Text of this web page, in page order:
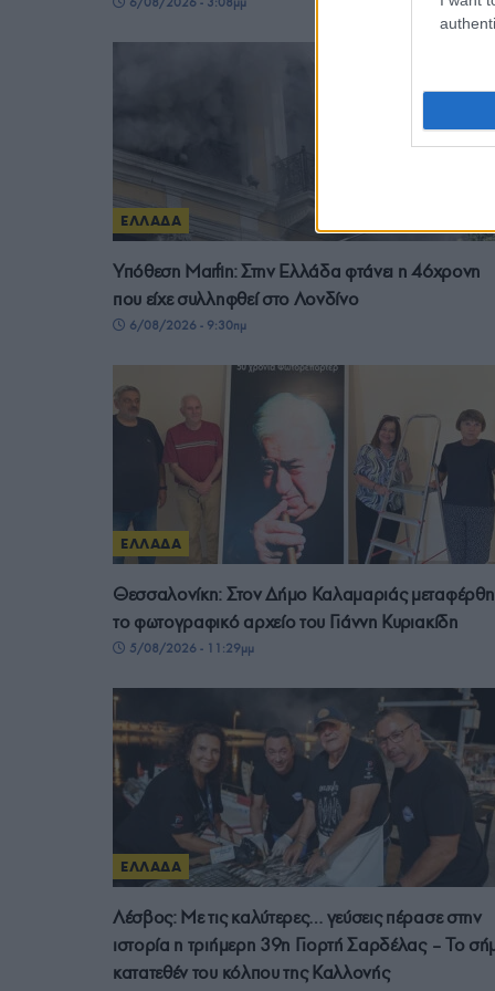
ΕΛΛΑΔΑ
Υπόθεση Μarfin: Στην Ελλάδα φτάνει η 46χρονη
που είχε συλληφθεί στο Λονδίνο
6/08/2026 - 9:30πμ
ΕΛΛΑΔΑ
Θεσσαλονίκη: Στον Δήμο Καλαμαριάς
το φωτογραφικό αρχείο του Γιάννη Κυριακίδη
5/08/2026 - 11:29μμ
ΕΛΛΑΔΑ
Λέσβος: Με τις καλύτερες… γεύσεις πέρασε στην
ιστορία η τριήμερη 39η Γιορτή Σαρδέλας – Το
κατατεθέν του κόλπου της Καλλονής